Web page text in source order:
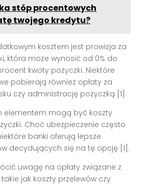
stóp procentowych
twojego kredytu?
kosztem jest prowizja za
która może wynosić od 0% do
kwoty pożyczki. Niektóre
pobierają również opłaty za
czy administrację pożyczką [1].
elementem mogą być koszty
Choć ubezpieczenie często
banki oferują lepsze
decydujących się na tę opcję [1].
uwagę na opłaty związane z
jak koszty przelewów czy